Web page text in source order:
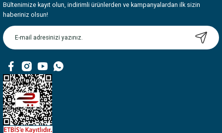
Ürün resmi kalitesiz, bozuk veya görüntülenemiyor.
Ürün açıklamasında eksik bilgiler bulunuyor.
Ürün bilgilerinde hatalar bulunuyor.
Bu ürüne benzer farklı alternatifler olmalı.
Bültenimize kayıt olun, indirimli ürünlerden ve kampanyalardan ilk sizin
haberiniz olsun!